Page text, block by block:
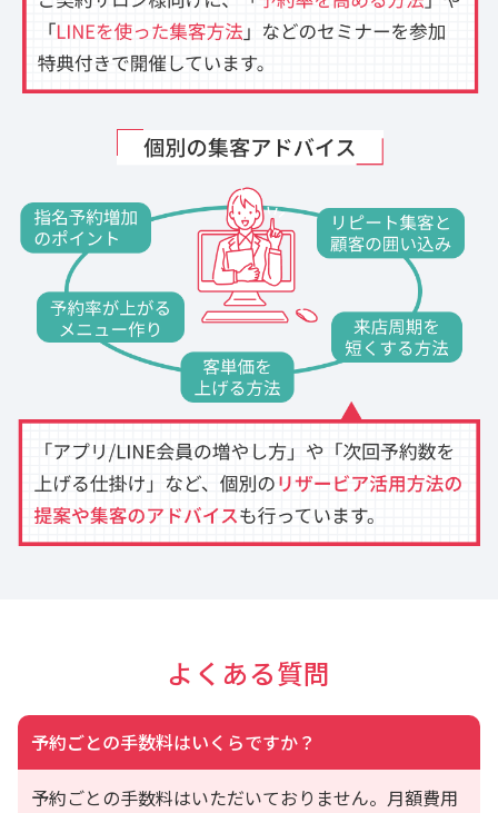
よくある質問
予約ごとの手数料はいくらですか？
予約ごとの手数料はいただいておりません。月額費用